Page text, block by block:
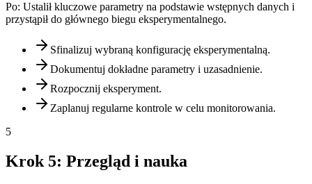
Po: Ustalił kluczowe parametry na podstawie wstępnych danych i
przystąpił do głównego biegu eksperymentalnego.
Sfinalizuj wybraną konfigurację eksperymentalną.
Dokumentuj dokładne parametry i uzasadnienie.
Rozpocznij eksperyment.
Zaplanuj regularne kontrole w celu monitorowania.
5
Krok 5: Przegląd i nauka